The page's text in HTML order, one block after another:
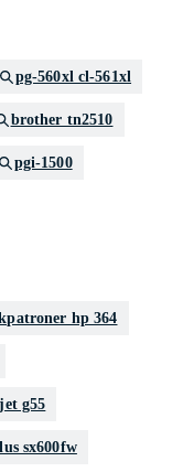
pg-560xl cl-561xl
brother tn2510
pgi-1500
hp 364
g55
sx600fw